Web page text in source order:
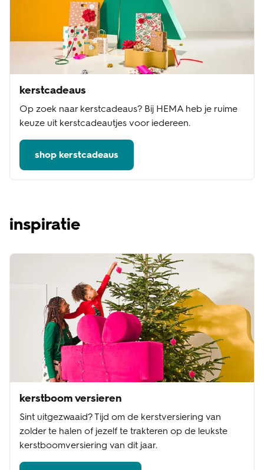
kerstcadeaus
Op zoek naar kerstcadeaus? Bij HEMA heb je ruime
keuze uit kerstcadeautjes voor iedereen.
shop kerstcadeaus
inspiratie
kerstboom versieren
Sint uitgezwaaid? Tijd om de kerstversiering van
zolder te halen of jezelf te trakteren op de leukste
kerstboomversiering van dit jaar.